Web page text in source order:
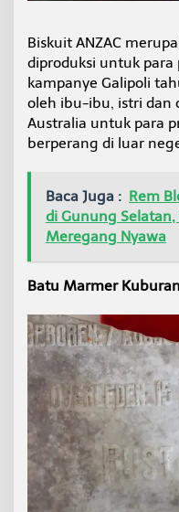
Biskuit ANZAC
diproduksi untuk
kampanye Galipoli
oleh ibu-ibu, istri dan
Australia untuk para
berperang di luar
Baca Juga : Rem
di Gunung
Meregang Nyawa
Batu Marmer Kuburan